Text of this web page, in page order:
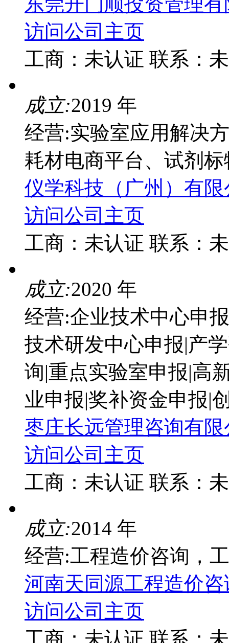
访问公司主页
工商： 未认证 联系：
成立:2019 年
经营:实验室应用解决
耗材电商平台、试剂
仪学科技（广州）有限
访问公司主页
工商： 未认证 联系：
成立:2020 年
经营:企业技术中心申
技术研发中心申报|产
询|重点实验室申报|高
业申报|奖补资金申报|
枣庄长远管理咨询有限
访问公司主页
工商： 未认证 联系：
成立:2014 年
经营:工程造价咨询，
河南天同源工程造价
访问公司主页
工商： 未认证 联系：